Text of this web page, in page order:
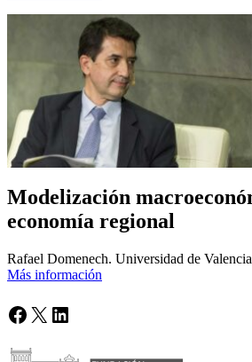
Modelización
economía regional
Rafael Domenech. Universidad de Valencia
Más información
Facebook
X LinkedIn